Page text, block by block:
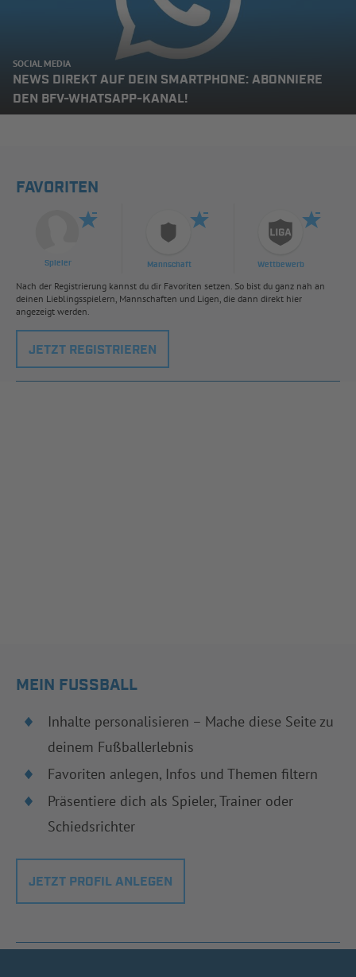
SOCIAL MEDIA
NEWS DIREKT AUF DEIN SMARTPHONE: ABONNIERE
DEN BFV-WHATSAPP-KANAL!
FAVORITEN
Spieler Mannschaft Wettbewerb
Nach der Registrierung kannst du dir Favoriten setzen. So bist du ganz nah an
deinen Lieblingsspielern, Mannschaften und Ligen, die dann direkt hier
angezeigt werden.
JETZT REGISTRIEREN
MEIN FUSSBALL
Inhalte personalisieren – Mache diese Seite zu
deinem Fußballerlebnis
Favoriten anlegen, Infos und Themen filtern
Präsentiere dich als Spieler, Trainer oder
Schiedsrichter
JETZT PROFIL ANLEGEN